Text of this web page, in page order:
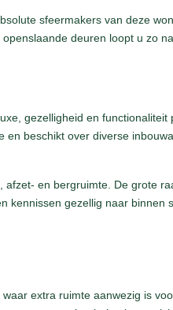
sfeermakers van deze
deuren loopt u zo
gezelligheid en
beschikt over diverse
en bergruimte. De grote
kennissen gezellig naar binnen
extra ruimte aanwezig is